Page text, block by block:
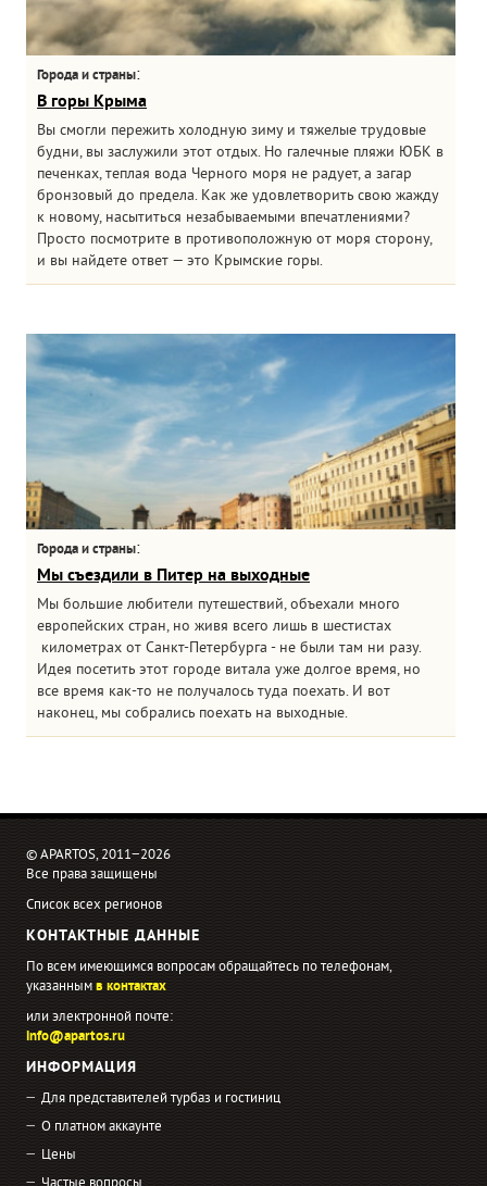
Города и страны:
В горы Крыма
Вы смогли пережить холодную зиму и тяжелые трудовые
будни, вы заслужили этот отдых. Но галечные пляжи ЮБК в
печенках, теплая вода Черного моря не радует, а загар
бронзовый до предела. Как же удовлетворить свою жажду
к новому, насытиться незабываемыми впечатлениями?
Просто посмотрите в противоположную от моря сторону,
и вы найдете ответ — это Крымские горы.
Города и страны:
Мы съездили в Питер на выходные
Мы большие любители путешествий, объехали много
европейских стран, но живя всего лишь в шестистах
километрах от Санкт-Петербурга - не были там ни разу.
Идея посетить этот городе витала уже долгое время, но
все время как-то не получалось туда поехать. И вот
наконец, мы собрались поехать на выходные.
© APARTOS, 2011−2026
Все права защищены
Список всех регионов
КОНТАКТНЫЕ ДАННЫЕ
По всем имеющимся вопросам обращайтесь по телефонам,
указаннымв контактах
или электронной почте:
info@apartos.ru
ИНФОРМАЦИЯ
Для представителей турбаз и гостиниц
О платном аккаунте
Цены